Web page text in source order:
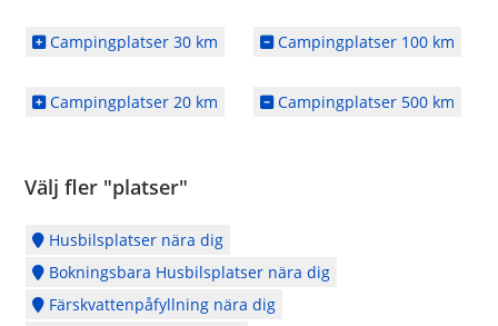
Campingplatser 30 km Campingplatser 100 km
Campingplatser 20 km Campingplatser 500 km
Välj fler "platser"
Husbilsplatser nära dig
Bokningsbara Husbilsplatser nära dig
Färskvattenpåfyllning nära dig